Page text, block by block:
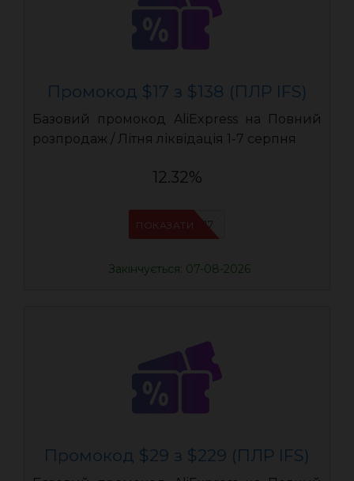
Промокод $17 з $138 (ПЛР IFS)
Базовий промокод AliExpress на Повний
розпродаж / Літня ліквідація 1-7 серпня
12.32%
IFSCDUA17
ПОКАЗАТИ
Закінчується: 07-08-2026
Промокод $29 з $229 (ПЛР IFS)